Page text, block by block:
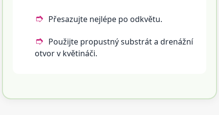
Přesazujte nejlépe po odkvětu.
Použijte propustný substrát a drenážní
otvor v květináči.